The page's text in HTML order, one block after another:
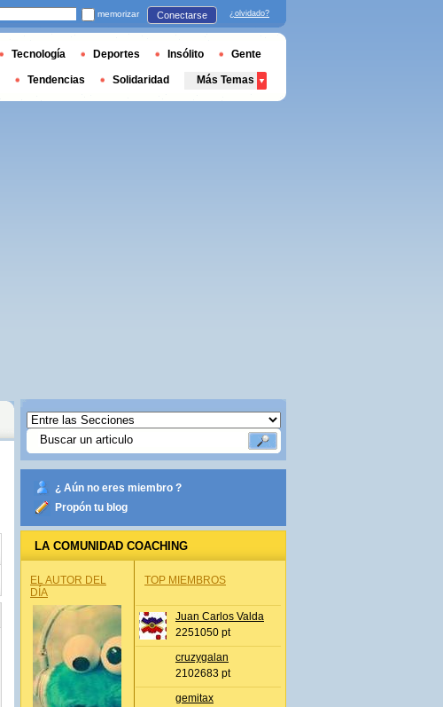
¿ Aún no eres miembro ?
Propón tu blog
LA COMUNIDAD COACHING
EL AUTOR DEL
DÍA
TOP MIEMBROS
Juan Carlos Valda
2251050 pt
cruzygalan
2102683 pt
gemitax
memorizar Conectarse ¿olvidado?
Tecnología Deportes Insólito Gente
Tendencias Solidaridad Más Temas